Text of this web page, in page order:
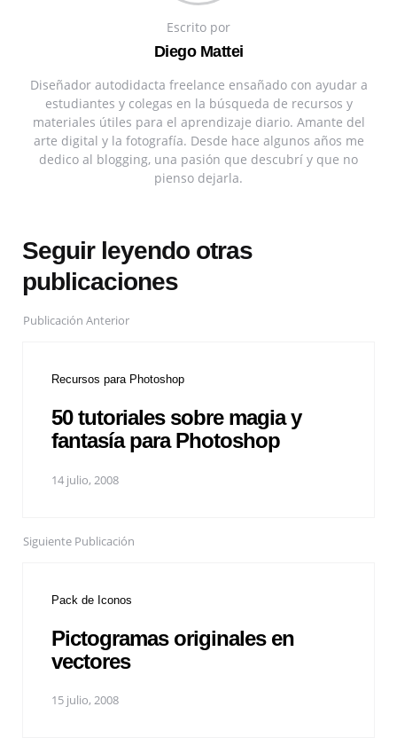
Escrito por
Diego Mattei
Diseñador autodidacta freelance ensañado con ayudar a
estudiantes y colegas en la búsqueda de recursos y
materiales útiles para el aprendizaje diario. Amante del
arte digital y la fotografía. Desde hace algunos años me
dedico al blogging, una pasión que descubrí y que no
pienso dejarla.
Seguir leyendo otras
publicaciones
Publicación Anterior
Recursos para Photoshop
50 tutoriales sobre magia y
fantasía para Photoshop
14 julio, 2008
Siguiente Publicación
Pack de Iconos
Pictogramas originales en
vectores
15 julio, 2008